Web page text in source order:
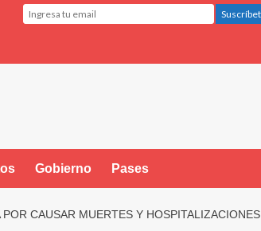
Gobierno Pases
CAUSAR MUERTES Y HOSPITALIZACIONES